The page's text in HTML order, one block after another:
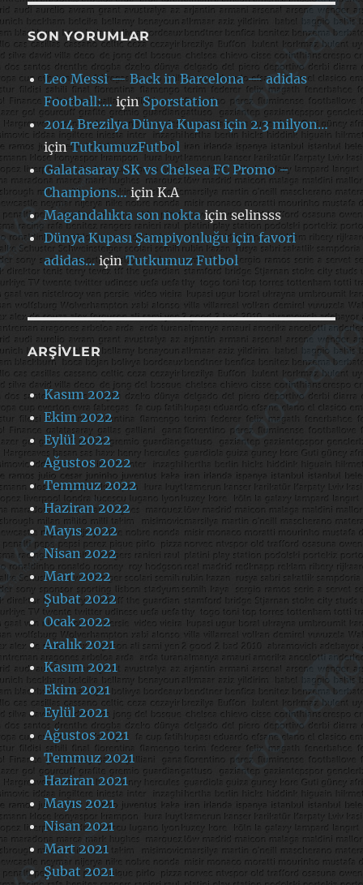
SON YORUMLAR
Leo Messi — Back in Barcelona — adidas
Football:…içinSporstation
2014 Brezilya Dünya Kupası için 2.3 milyon…
içinTutkumuzFutbol
Galatasaray SK vs Chelsea FC Promo –
Champions…içinK.A
Magandalıkta son noktaiçinselinsss
Dünya Kupası Şampiyonluğu için favori
adidas… içinTutkumuz Futbol
ARŞIVLER
Kasım 2022
Ekim 2022
Eylül 2022
Ağustos 2022
Temmuz 2022
Haziran 2022
Mayıs 2022
Nisan 2022
Mart 2022
Şubat 2022
Ocak 2022
Aralık 2021
Kasım 2021
Ekim 2021
Eylül 2021
Ağustos 2021
Temmuz 2021
Haziran 2021
Mayıs 2021
Nisan 2021
Mart 2021
Şubat 2021